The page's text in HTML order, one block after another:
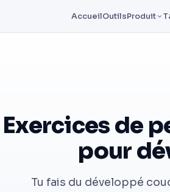
AccueilOutilsProduit
Exercices de
pour
Tu fais du développé